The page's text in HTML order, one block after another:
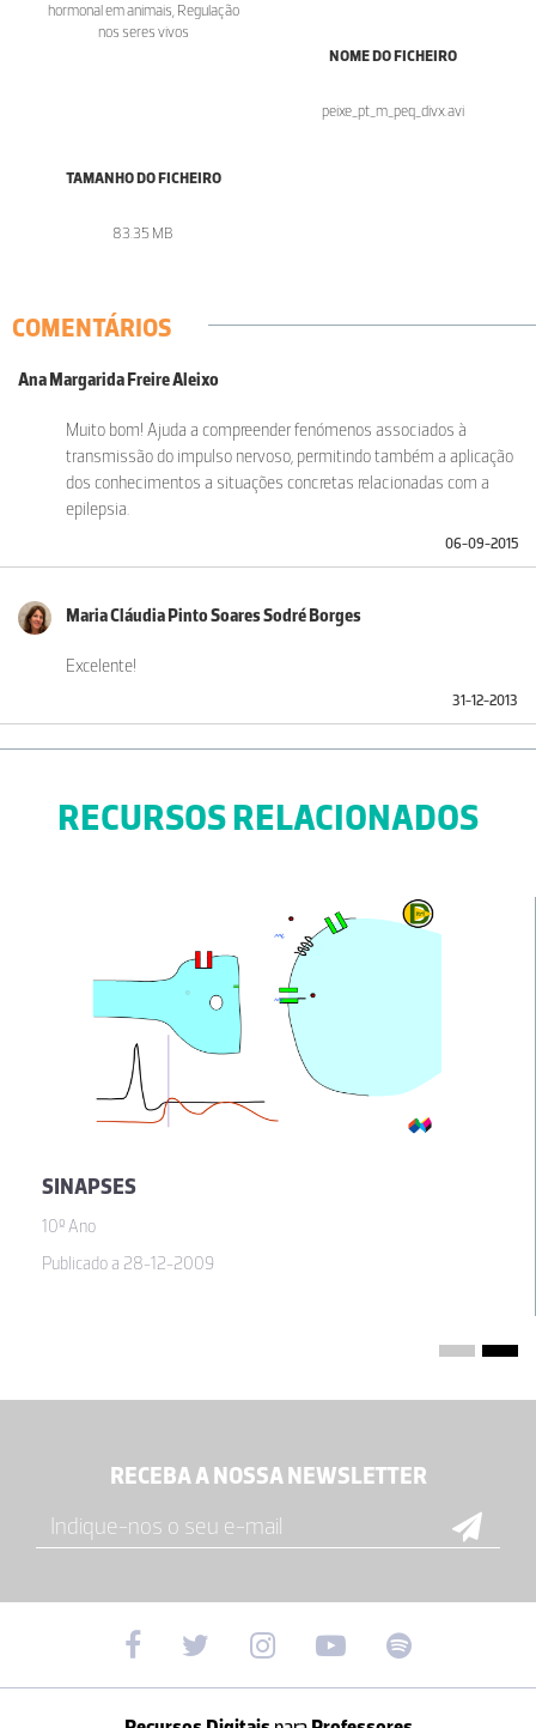
hormonal em animais, Regulação
nos seres vivos
NOME DO FICHEIRO
peixe_pt_m_peq_divx.avi
TAMANHO DO FICHEIRO
83.35 MB
COMENTÁRIOS
Ana Margarida Freire Aleixo
Muito bom! Ajuda a compreender fenómenos associados à
transmissão do impulso nervoso, permitindo também a aplicação
dos conhecimentos a situações concretas relacionadas com a
epilepsia.
06-09-2015
Maria Cláudia Pinto Soares Sodré Borges
Excelente!
31-12-2013
RECURSOS RELACIONADOS
SINAPSES
10º Ano
Publicado a 28-12-2009
RECEBA A NOSSA NEWSLETTER